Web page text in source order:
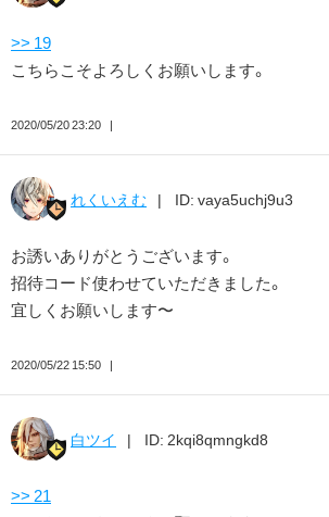
>> 19
こちらこそよろしくお願いします。
2020/05/20 23:20
れくいえむ ID: vaya5uchj9u3
お誘いありがとうございます。
招待コード使わせていただきました。
宜しくお願いします〜
2020/05/22 15:50
白ツイ ID: 2kqi8qmngkd8
>> 21